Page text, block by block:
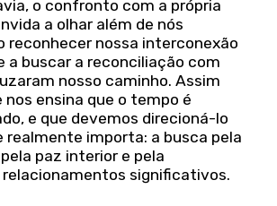
o confronto com a própria
a olhar além de nós
reconhecer nossa interconexão
a buscar a reconciliação com
nosso caminho. Assim
nos ensina que o tempo é
e que devemos direcioná-lo
realmente importa: a busca pela
paz interior e pela
significativos.